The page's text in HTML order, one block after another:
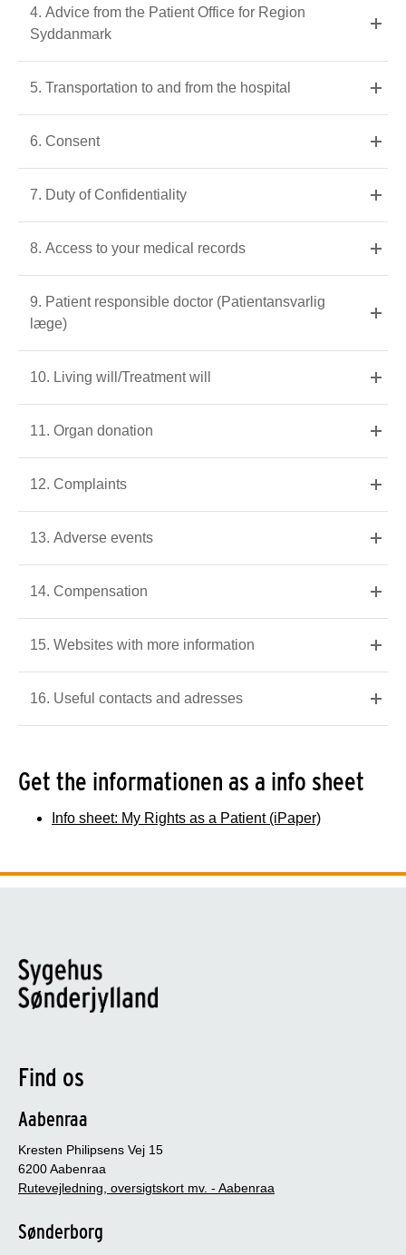
4. Advice from the Patient Office for Region
Syddanmark
5. Transportation to and from the hospital
6. Consent
7. Duty of Confidentiality
8. Access to your medical records
9. Patient responsible doctor (Patientansvarlig
læge)
10. Living will/Treatment will
11. Organ donation
12. Complaints
13. Adverse events
14. Compensation
15. Websites with more information
16. Useful contacts and adresses
Get the informationen as a info sheet
Info sheet: My Rights as a Patient (iPaper)
Find os
Aabenraa
Kresten Philipsens Vej 15
6200 Aabenraa
Rutevejledning, oversigtskort mv. - Aabenraa
Sønderborg